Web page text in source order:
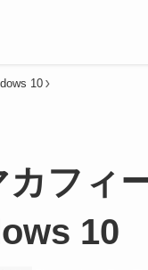
10
フィ
10